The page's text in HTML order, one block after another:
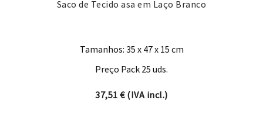
Saco de Tecido asa em Laço Branco
Tamanhos: 35 x 47 x 15 cm
Preço Pack 25 uds.
37,51€(IVA incl.)